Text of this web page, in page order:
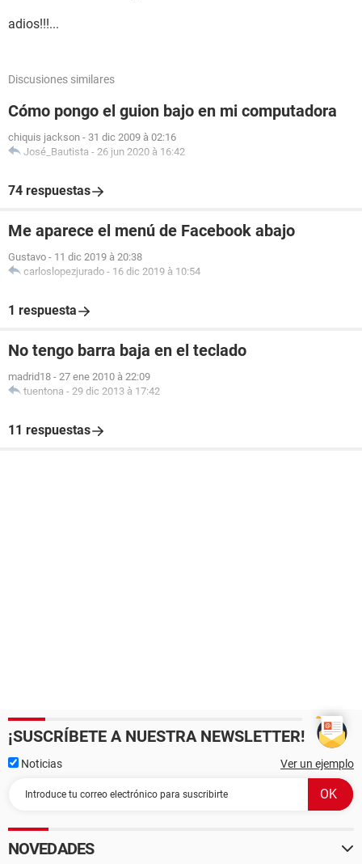
adios!!!...
Discusiones similares
Cómo pongo el guion bajo en mi computadora
chiquis jackson - 31 dic 2009 à 02:16
José_Bautista - 26 jun 2020 à 16:42
74 respuestas
Me aparece el menú de Facebook abajo
Gustavo - 11 dic 2019 à 20:38
carloslopezjurado - 16 dic 2019 à 10:54
1 respuesta
No tengo barra baja en el teclado
madrid18 - 27 ene 2010 à 22:09
tuentona - 29 dic 2013 à 17:42
11 respuestas
¡SUSCRÍBETE A NUESTRA NEWSLETTER!
Noticias Ver un ejemplo
NOVEDADES